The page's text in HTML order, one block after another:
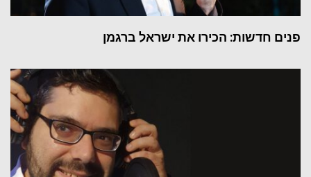
פנים חדשות: הכירו את ישראל ברגמן